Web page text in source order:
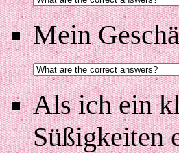
Mein
Als ich ein
Süßigkeiten